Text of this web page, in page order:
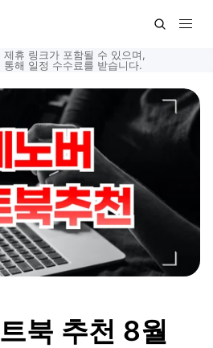
휴 링크가 포함될 수 있으며,
통해 일정 수수료를 받습니다.
북 추천 8월